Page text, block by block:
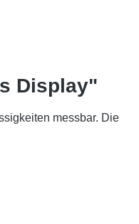
Display"
messbar. Die